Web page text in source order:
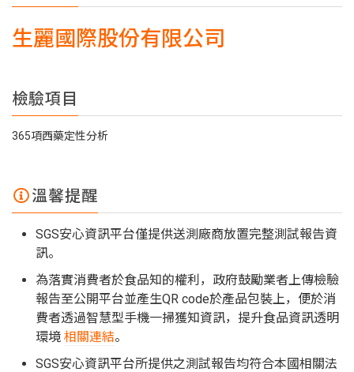
生麗國際股份有限公司
檢驗項目
365項西藥定性分析
溫馨提醒
SGS安心資訊平台僅提供送測廠商放置完整測試報告資
訊。
為落實消費者於食品知的權利，政府鼓勵業者上傳檢驗
報告至公開平台並產生QR code於產品包裝上，便於消
費者透過智慧型手機一掃獲知資訊，提升食品資訊透明
環境 相關連結。
SGS安心資訊平台所提供之測試報告均符合本國相關法